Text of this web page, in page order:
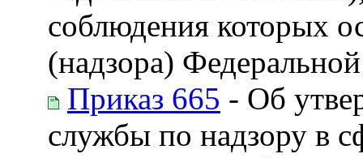
соблюдения которых
(надзора)
Приказ 665 - Об
службы по надзору в